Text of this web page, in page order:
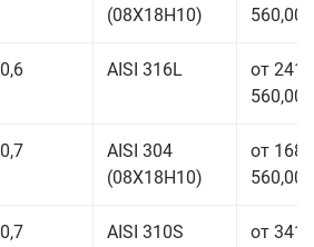
(08Х18Н10)
560,00
0,6 AISI 316L
от 241
560,00
0,7
AISI 304
(08Х18Н10)
от 168
560,00
0,7 AISI 310S
от 341